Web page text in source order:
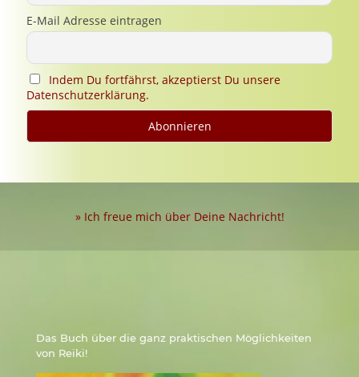
E-Mail Adresse eintragen
Indem Du fortfährst, akzeptierst Du unsere
Datenschutzerklärung.
» Ich freue mich über Deine Nachricht!
Das Buch über die ganz praktischen Möglichkeiten
von Reiki!